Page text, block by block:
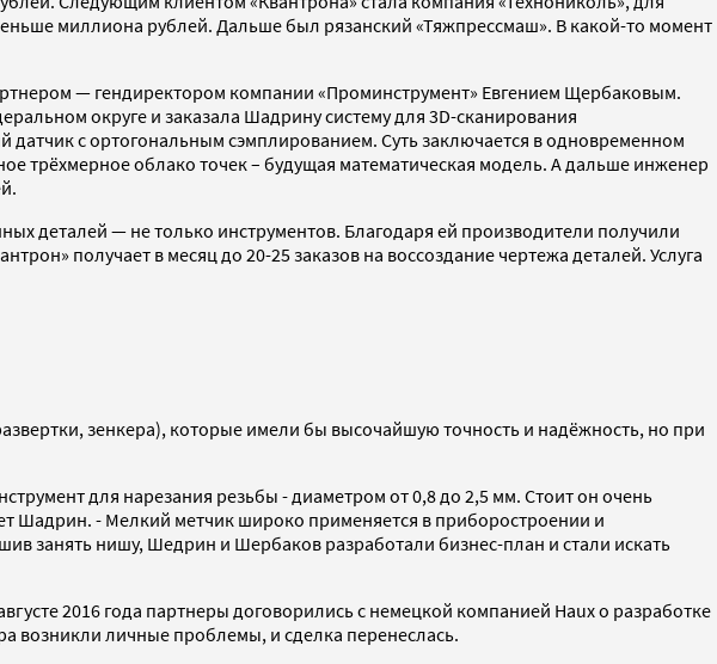
миллиона рублей. Дальше был рязанский «Тяжпрессмаш». В какой-то момент
— гендиректором компании «Проминструмент» Евгением Щербаковым.
округе и заказала Шадрину систему для 3D-сканирования
с ортогональным сэмплированием. Суть заключается в одновременном
трёхмерное облако точек – будущая математическая модель. А дальше инженер
деталей — не только инструментов. Благодаря ей производители получили
получает в месяц до 20-25 заказов на воссоздание чертежа деталей. Услуга
зенкера), которые имели бы высочайшую точность и надёжность, но при
для нарезания резьбы - диаметром от 0,8 до 2,5 мм. Стоит он очень
Шадрин. - Мелкий метчик широко применяется в приборостроении и
занять нишу, Шедрин и Шербаков разработали бизнес-план и стали искать
2016 года партнеры договорились с немецкой компанией Haux о разработке
возникли личные проблемы, и сделка перенеслась.